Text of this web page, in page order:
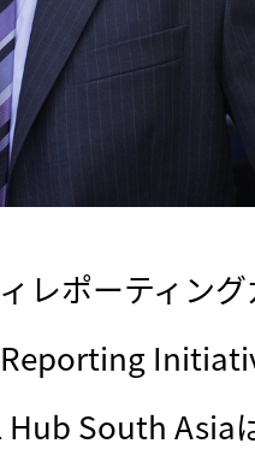
レポーティン
Hub South Asia